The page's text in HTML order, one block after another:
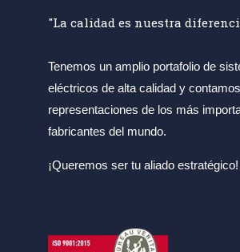
"La calidad es nuestra
Tenemos un amplio portafolio de
eléctricos de alta calidad y
representaciones de los más
fabricantes del mundo.
¡Queremos ser tu aliado estratégico!